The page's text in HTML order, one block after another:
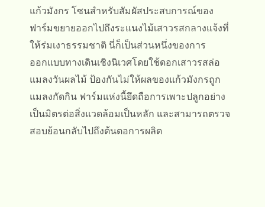
แก้วมังกร โซนสำหรับสัมผัสประสบการณ์ของ
ฟาร์มขยายออกไปถึงระแนงไม้เสาวรสกลางแจ้งที่
ให้ร่มเงาธรรมชาติ นี่ก็เป็นส่วนหนึ่งของการ
ออกแบบทางเดินเชิงนิเวศโดยใช้ดอกเสาวรสล่อ
แมลงวันผลไม้ ป้องกันไม่ให้ผลของแก้วมังกรถูก
แมลงกัดกิน ฟาร์มแห่งนี้ยึดถือการเพาะปลูกอย่าง
เป็นมิตรต่อสิ่งแวดล้อมเป็นหลัก และสามารถตรวจ
สอบย้อนกลับไปถึงต้นตอการผลิต